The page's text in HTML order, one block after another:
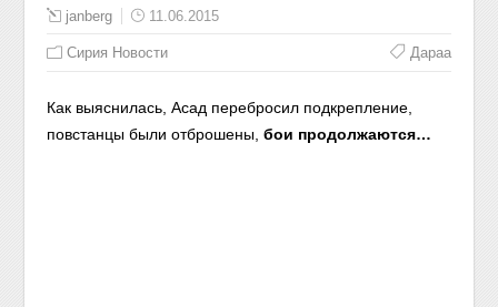
janberg 11.06.2015
Сирия Новости Дараа
Как выяснилась, Асад перебросил подкрепление,
повстанцы были отброшены,бои продолжаются…